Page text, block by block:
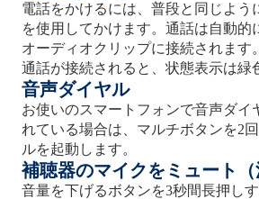
電話をかけるには、普段と同じよう
を使用してかけます。通話は自動的
オーディオクリップに接続されます。
通話が接続されると、状態表示は緑
音声ダイヤル
お使いのスマートフォンで音声ダイ
れている場合は、マルチボタンを2
ルを起動します。
補聴器のマイクをミュート
音量を下げるボタンを3秒間長押し